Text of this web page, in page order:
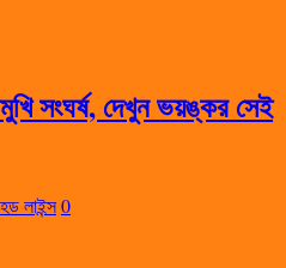
সংঘর্ষ, দেখুন ভয়ঙ্কর সেই
লাইন্স0